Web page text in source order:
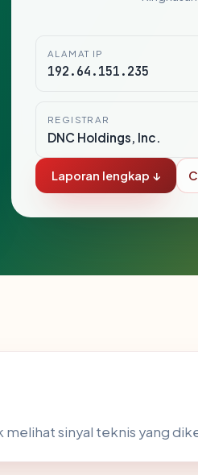
ALAMAT IP
192.64.151.235
REGISTRAR
DNC Holdings, Inc.
Laporan lengkap ↓
melihat sinyal teknis yang